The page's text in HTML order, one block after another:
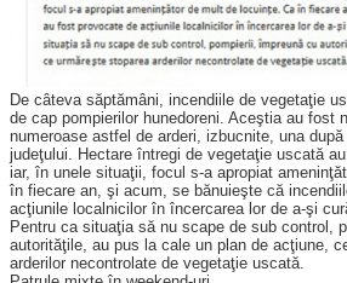
De câteva săptămâni, incendiile de vegetaţie
de cap pompierilor hunedoreni. Aceştia au fost
numeroase astfel de arderi, izbucnite, una
judeţului. Hectare întregi de vegetaţie uscată
iar, în unele situaţii, focul s-a apropiat
în fiecare an, şi acum, se bănuieşte că
acţiunile localnicilor în încercarea lor de a-şi
Pentru ca situaţia să nu scape de sub control,
autorităţile, au pus la cale un plan de acţiune,
arderilor necontrolate de vegetaţie uscată.